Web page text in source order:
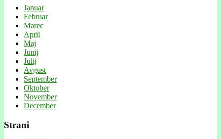
Januar
Februar
Marec
April
Maj
Junij
Julij
Avgust
September
Oktober
November
December
Strani